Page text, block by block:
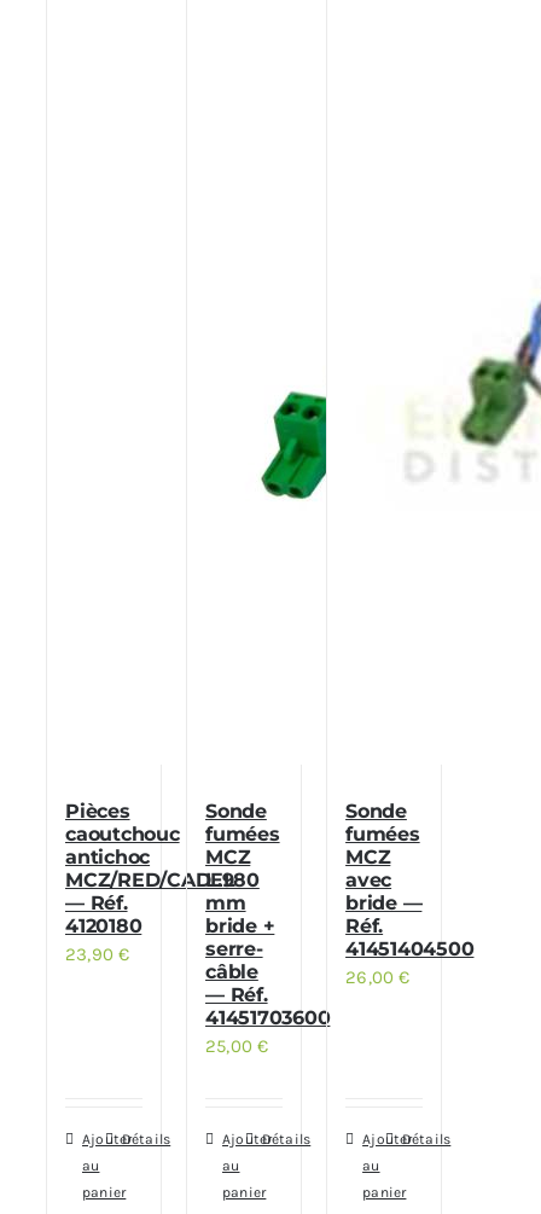
Pièces
caoutchouc
antichoc
MCZ/RED/CADEL
— Réf.
4120180
23,90€
Ajouter
au
panier
Détails
Sonde
fumées
MCZ
L.980
mm
bride +
serre-
câble
— Réf.
41451703600
25,00€
Ajouter
au
panier
Détails
Sonde
fumées
MCZ
avec
bride —
Réf.
41451404500
26,00€
Ajouter
au
panier
Détails